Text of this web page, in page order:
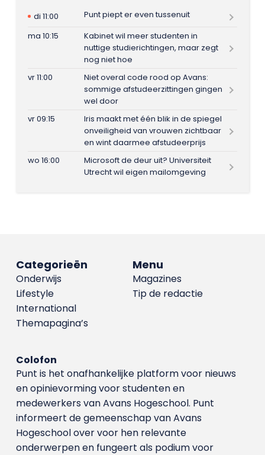
di 11:00
Punt piept er even tussenuit
ma 10:15
Kabinet wil meer studenten in
nuttige studierichtingen, maar zegt
nog niet hoe
vr 11:00
Niet overal code rood op Avans:
sommige afstudeerzittingen gingen
wel door
vr 09:15
Iris maakt met één blik in de spiegel
onveiligheid van vrouwen zichtbaar
en wint daarmee afstudeerprijs
wo 16:00
Microsoft de deur uit? Universiteit
Utrecht wil eigen mailomgeving
Menu
Magazines
Tip de redactie
Categorieën
Onderwijs
Lifestyle
International
Themapagina’s
Colofon
Punt is het onafhankelijke platform voor nieuws
en opinievorming voor studenten en
medewerkers van Avans Hoge­school. Punt
informeert de gemeenschap van Avans
Hogeschool over voor hen relevante
onderwerpen en fungeert als podium voor